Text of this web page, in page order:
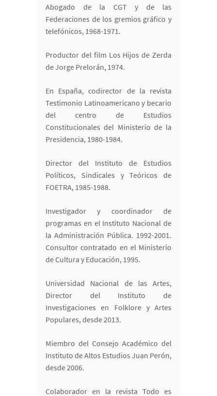
Abogado de la CGT y de las
Federaciones de los gremios gráfico y
telefónicos, 1968-1971.
Productor del film Los Hijos de Zerda
de Jorge Prelorán, 1974.
En España, codirector de la revista
Testimonio Latinoamericano y becario
del centro de Estudios
Constitucionales del Ministerio de la
Presidencia, 1980-1984.
Director del Instituto de Estudios
Políticos, Sindicales y Teóricos de
FOETRA, 1985-1988.
Investigador y coordinador de
programas en el Instituto Nacional de
la Administración Pública. 1992-2001.
Consultor contratado en el Ministerio
de Cultura y Educación, 1995.
Universidad Nacional de las Artes,
Director del Instituto de
Investigaciones en Folklore y Artes
Populares, desde 2013.
Miembro del Consejo Académico del
Instituto de Altos Estudios Juan Perón,
desde 2006.
Colaborador en la revista Todo es